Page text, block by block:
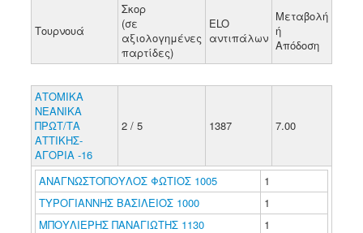
Τουρνουά
Σκορ
(σε
αξιολογημένες
παρτίδες)
ELO
αντιπάλων
Μεταβολή
ή
Απόδοση
ΑΤΟΜΙΚΑ
ΝΕΑΝΙΚΑ
ΠΡΩΤ/ΤΑ
ΑΤΤΙΚΗΣ-
ΑΓΟΡΙΑ -16
2 / 5 1387 7.00
ΑΝΑΓΝΩΣΤΟΠΟΥΛΟΣ ΦΩΤΙΟΣ 1005
1
ΤΥΡΟΓΙΑΝΝΗΣ ΒΑΣΙΛΕΙΟΣ 1000
1
ΜΠΟΥΛΙΕΡΗΣ ΠΑΝΑΓΙΩΤΗΣ 1130
1